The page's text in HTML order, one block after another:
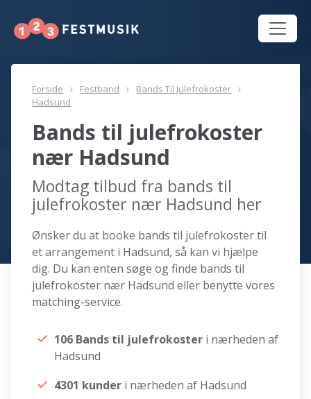
Forside Festband
Bands Til Julefrokoster
Hadsund
Bands til julefrokoster
nær Hadsund
Modtag tilbud fra bands til
julefrokoster nær Hadsund her
Ønsker du at booke bands til julefrokoster til
et arrangement i Hadsund, så kan vi hjælpe
dig. Du kan enten søge og finde bands til
julefrokoster nær Hadsund eller benytte vores
matching-service.
106 Bands til julefrokoster i nærheden af
Hadsund
4301 kunder i nærheden af Hadsund